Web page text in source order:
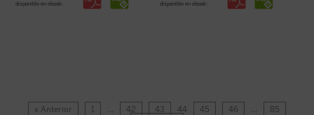
disponible en ebook: disponible en ebook:
« Anterior 1 … 42 43 44 45 46 …
85